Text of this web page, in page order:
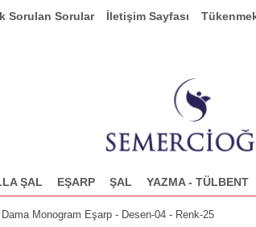
Sorulan Sorular İletişim Sayfası
ŞAL EŞARP ŞAL YAZMA - TÜLBENT
Monogram Eşarp - Desen-04 - Renk-25